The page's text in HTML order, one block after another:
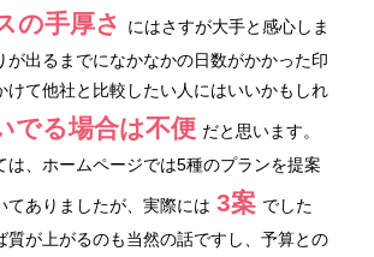
の手厚さ
にはさすが大手と感心しま
が出るまでになかなかの日数がかかった印
けて他社と比較したい人にはいいかもしれ
でる場合は不便 だと思います。
は、ホームページでは5種のプランを提案
てありましたが、実際には 3案 でした
質が上がるのも当然の話ですし、予算との